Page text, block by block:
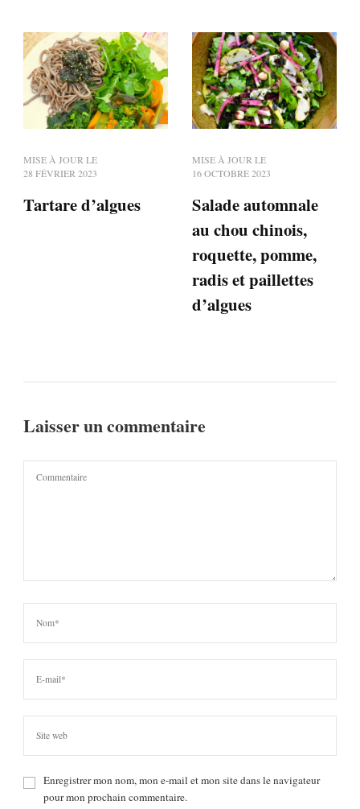
MISE À JOUR LE
28 FÉVRIER 2023
Tartare d’algues
MISE À JOUR LE
16 OCTOBRE 2023
Salade automnale
au chou chinois,
roquette, pomme,
radis et paillettes
d’algues
Laisser un commentaire
Enregistrer mon nom, mon e-mail et mon site dans le navigateur
pour mon prochain commentaire.